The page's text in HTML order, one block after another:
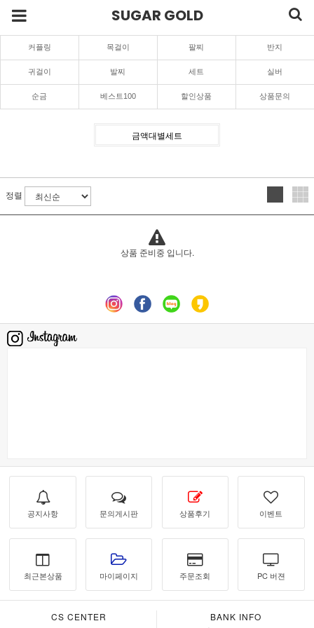
SUGAR GOLD
커플링 목걸이 팔찌 반지
귀걸이 발찌 세트 실버
순금 베스트100 할인상품 상품문의
금액대별세트
정렬
상품 준비중 입니다.
공지사항 문의게시판 상품후기 이벤트
최근본상품 마이페이지 주문조회 PC 버젼
CS CENTER BANK INFO